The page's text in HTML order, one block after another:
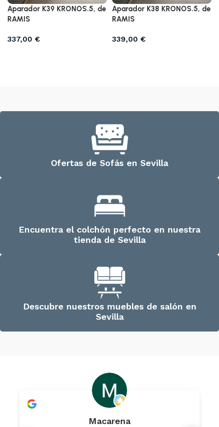
Aparador K39 KRONOS.5, de
RAMIS
337,00 €
Aparador K38 KRONOS.5, de
RAMIS
339,00 €
Ofertas de Sofás en Sevilla
Encuentra el colchón perfecto en nuestra
tienda de Sevilla
Descubre nuestros muebles de salón en
Sevilla
Macarena